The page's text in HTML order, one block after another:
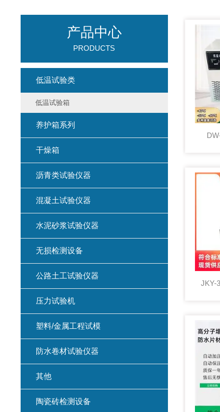
产品中心
PRODUCTS
低温试验类
低温试验箱
养护箱系列
干燥箱
沥青类试验仪器
混凝土试验仪器
水泥砂浆试验仪器
无损检测设备
公路土工试验仪器
压力试验机
塑料/金属工程试模
防水卷材试验仪器
其他
陶瓷砖检测设备
JKY-